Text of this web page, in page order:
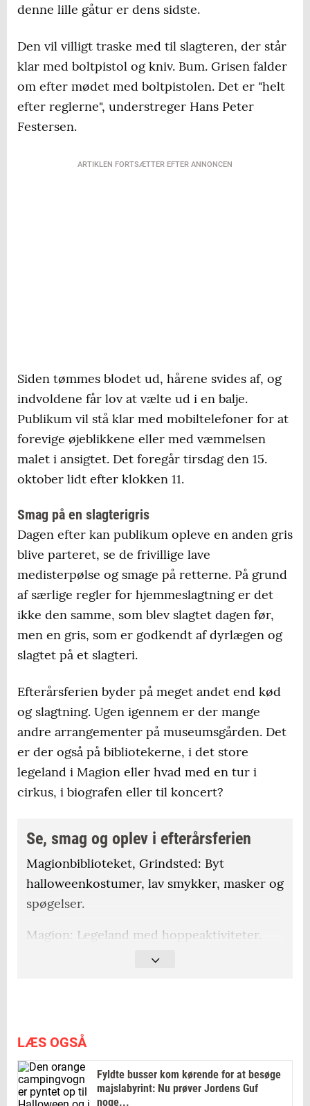
denne lille gåtur er dens sidste.
Den vil villigt traske med til slagteren, der står
klar med boltpistol og kniv. Bum. Grisen falder
om efter mødet med boltpistolen. Det er "helt
efter reglerne", understreger Hans Peter
Festersen.
ARTIKLEN FORTSÆTTER EFTER ANNONCEN
Siden tømmes blodet ud, hårene svides af, og
indvoldene får lov at vælte ud i en balje.
Publikum vil stå klar med mobiltelefoner for at
forevige øjeblikkene eller med væmmelsen
malet i ansigtet. Det foregår tirsdag den 15.
oktober lidt efter klokken 11.
Smag på en slagterigris
Dagen efter kan publikum opleve en anden gris
blive parteret, se de frivillige lave
medisterpølse og smage på retterne. På grund
af særlige regler for hjemmeslagtning er det
ikke den samme, som blev slagtet dagen før,
men en gris, som er godkendt af dyrlægen og
slagtet på et slagteri.
Efterårsferien byder på meget andet end kød
og slagtning. Ugen igennem er der mange
andre arrangementer på museumsgården. Det
er der også på bibliotekerne, i det store
legeland i Magion eller hvad med en tur i
cirkus, i biografen eller til koncert?
Se, smag og oplev i efterårsferien
Magionbiblioteket, Grindsted: Byt
halloweenkostumer, lav smykker, masker og
spøgelser.
Magion: Legeland med hoppeaktiviteter.
Billund Bibliotek: Kostumebytte,
Grindsted: Koncert og Open Mic.
Karensminde: Smag på gris og kyllinger,
rødder og kartofler.
LÆS OGSÅ
Fyldte busser kom kørende for at besøge
majslabyrint: Nu prøver Jordens Guf
noge...